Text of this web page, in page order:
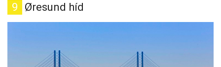
9 Øresund híd